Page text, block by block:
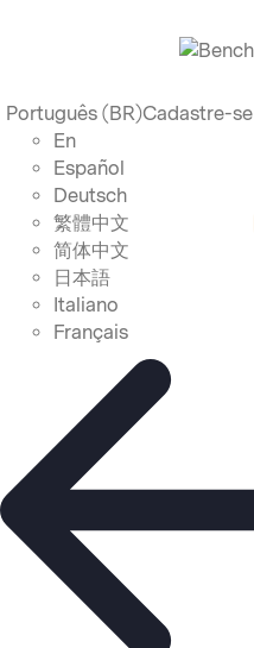
Português (BR)
En
Español
Deutsch
繁體中文
简体中文
日本語
Italiano
Français
Cadastre-se